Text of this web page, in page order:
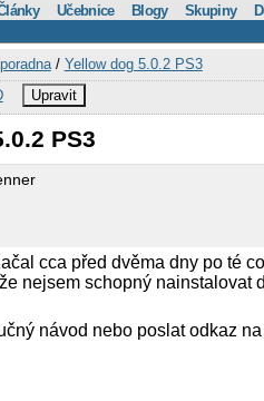
Učebnice Blogy Skupiny
/ Yellow dog 5.0.2 PS3
Upravit
PS3
cca před dvěma dny po té
nejsem schopný nainstalovat
návod nebo poslat odkaz